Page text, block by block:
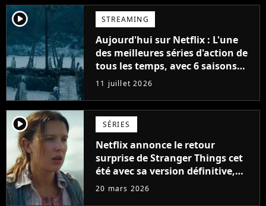
player2 STREAMING
Aujourd'hui sur Netflix : L'une
des meilleures séries d'action de
tous les temps, avec 6 saisons
parfaites
11 juillet 2026
player2 SÉRIES
Netflix annonce le retour
surprise de Stranger Things cet
été avec sa version définitive,
une décision historique
20 mars 2026